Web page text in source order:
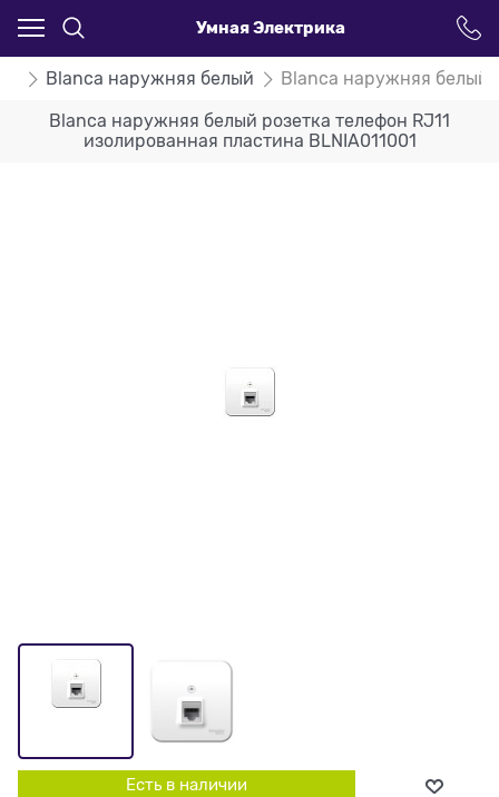
Умная Электрика
Blanca наружняя белый Blanca наружняя белый
Blanca наружняя белый розетка телефон RJ11
изолированная пластина BLNIA011001
Есть в наличии